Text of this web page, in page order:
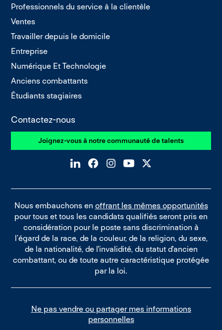
Professionnels du service à la clientèle
Ventes
Travailler depuis le domicile
Entreprise
Numérique Et Technologie
Anciens combattants
Étudiants stagiaires
Contactez-nous
Joignez-vous à notre communauté de talents
Nous embauchons en offrant les mêmes opportunités
pour tous et tous les candidats qualifiés seront pris en
considération pour le poste sans discrimination à
l’égard de la race, de la couleur, de la religion, du sexe,
de la nationalité, de l'invalidité, du statut d'ancien
combattant, ou de toute autre caractéristique protégée
par la loi.
Ne pas vendre ou partager mes informations
personnelles